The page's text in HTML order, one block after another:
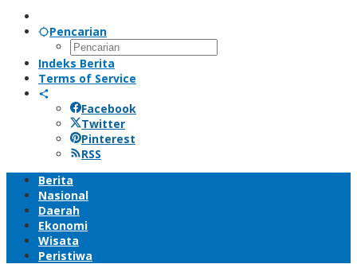
Pencarian
Indeks Berita
Terms of Service
Facebook
Twitter
Pinterest
RSS
Berita
Nasional
Daerah
Ekonomi
Wisata
Peristiwa